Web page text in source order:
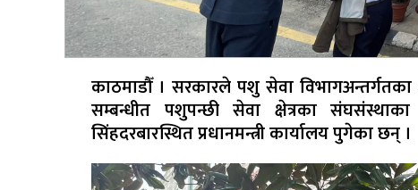
काठमाडौँ । सरकारले पशु सेवा
सम्बन्धीत पशुपन्छी सेवा क्षेत्रका संघसंस्थाका
सिंहदरबारस्थित प्रधानमन्त्री कार्यालय पुगेका छन् ।